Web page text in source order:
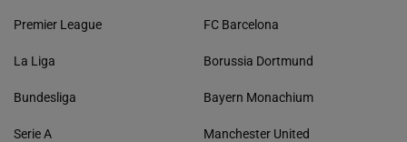
Premier League
La Liga
Bundesliga
Serie A
FC Barcelona
Borussia Dortmund
Bayern Monachium
Manchester United